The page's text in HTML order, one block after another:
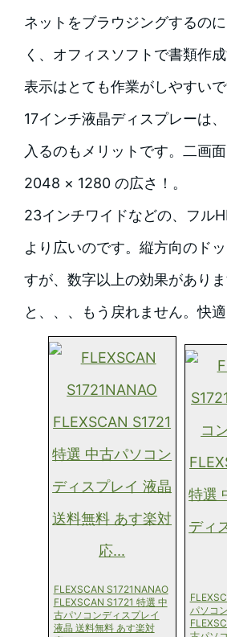
ネットをブラウジングするの
く、オフィスソフトで書類作
表示はとても作業がしやすいで
17インチ液晶ディスプレーは
入るのもメリットです。二画面
2048 × 1280 の広さ！。
23インチワイドなどの、フル
より広いのです。縦方向のド
すが、数字以上の効果があり
と、、、もう戻れません。快適
FLEXSCAN S1721NANAO
FLEXSCAN S1721 特選 中
古パソコンディスプレイ
液晶 送料無料 あす楽対
パソコ